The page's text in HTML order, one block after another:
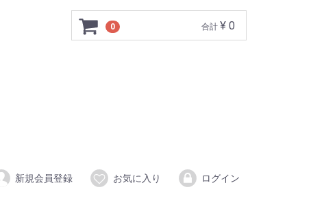
0 合計 ¥ 0
新規会員登録 お気に入り ログイン